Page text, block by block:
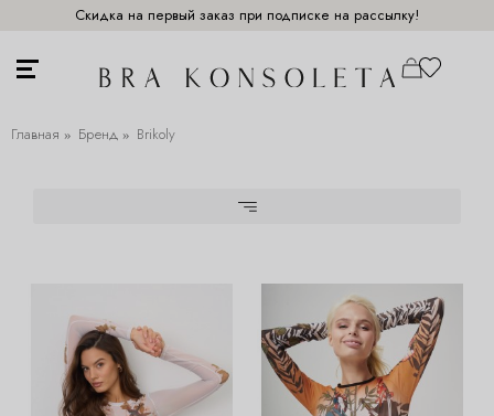
Скидка на первый заказ при подписке на рассылку!
Главная Бренд Brikoly